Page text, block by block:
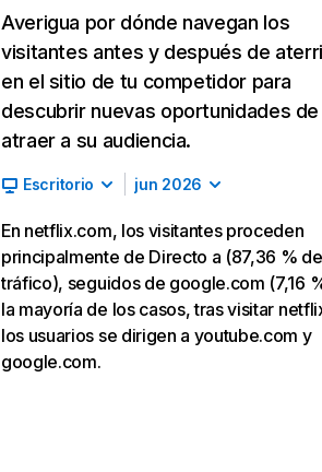
Averigua por dónde navegan los
visitantes antes y después de
en el sitio de tu competidor para
descubrir nuevas oportunidades de
atraer a su audiencia.
Escritorio jun 2026
En netflix.com, los visitantes proceden
principalmente de Directo a (87,36 % de
tráfico), seguidos de google.com (7,16
la mayoría de los casos, tras visitar
los usuarios se dirigen a youtube.com y
google.com.